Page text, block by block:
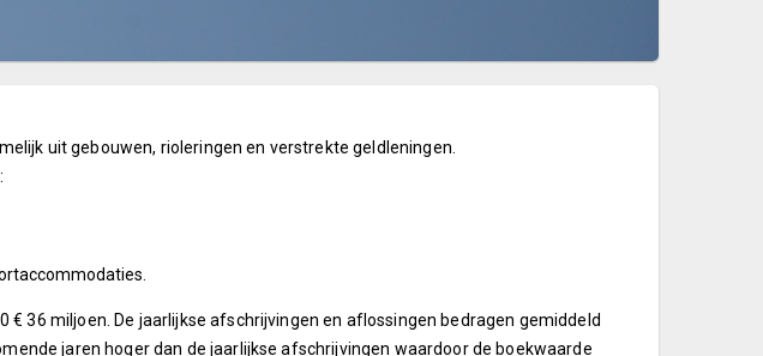
uit gebouwen, rioleringen en verstrekte geldleningen.
€ 36 miljoen. De jaarlijkse afschrijvingen en aflossingen bedragen gemiddeld
jaren hoger dan de jaarlijkse afschrijvingen waardoor de boekwaarde